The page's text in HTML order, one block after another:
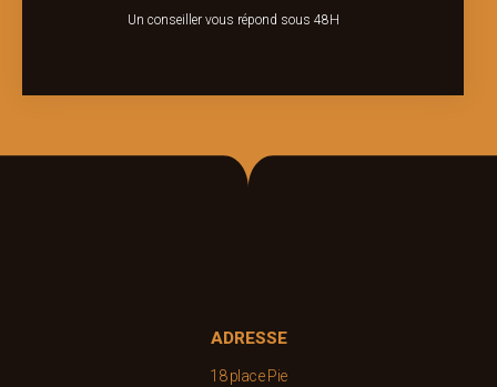
Un conseiller vous répond sous 48H
ADRESSE
18 place Pie